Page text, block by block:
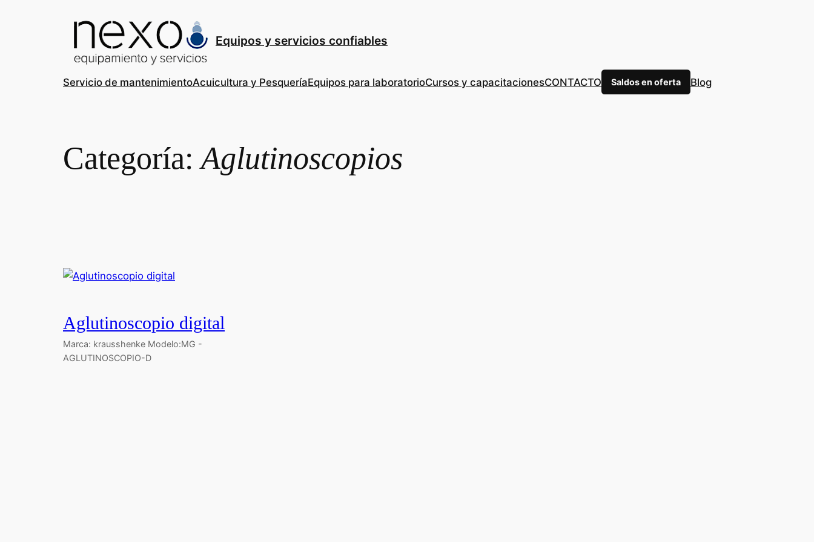
Equipos y servicios confiables
Servicio de mantenimientoAcuicultura y PesqueríaEquipos para laboratorioCursos y capacitacionesCONTACTO Saldos en oferta Blog
Categoría:Aglutinoscopios
Aglutinoscopio digital
Marca: krausshenke Modelo:MG -
AGLUTINOSCOPIO-D